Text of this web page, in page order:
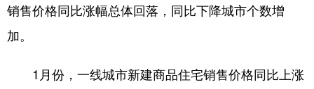
销售价格同比涨幅总体回落，同比下降城市个数增
加。
1月份，一线城市新建商品住宅销售价格同比上涨